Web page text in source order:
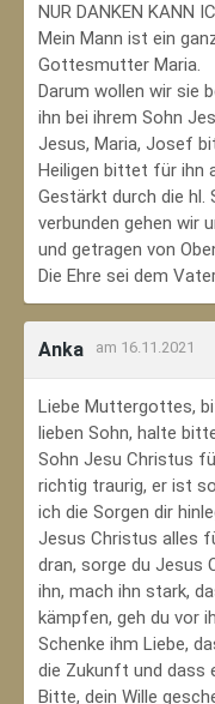
NUR DANKEN KANN
Mein Mann ist ein
Gottesmutter Maria.
Darum wollen wir sie
ihn bei ihrem Sohn
Jesus, Maria, Josef
Heiligen bittet für ihn
Gestärkt durch die hl.
verbunden gehen wir
und getragen von
Die Ehre sei dem
Anka am 16.11.2021
Liebe Muttergottes,
lieben Sohn, halte
Sohn Jesu Christus
richtig traurig, er ist
ich die Sorgen dir
Jesus Christus alles
dran, sorge du Jesus
ihn, mach ihn stark,
kämpfen, geh du vor
Schenke ihm Liebe,
die Zukunft und dass
Bitte, dein Wille